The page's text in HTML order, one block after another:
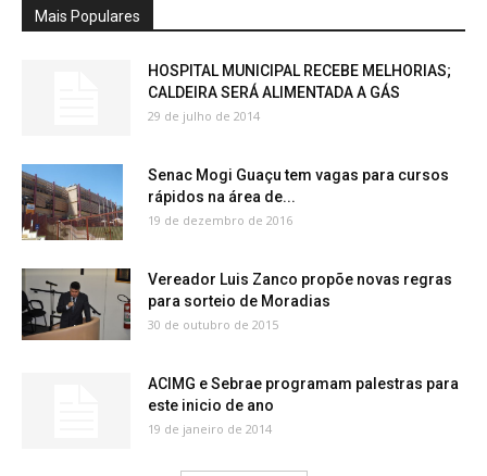
Mais Populares
HOSPITAL MUNICIPAL RECEBE MELHORIAS;
CALDEIRA SERÁ ALIMENTADA A GÁS
29 de julho de 2014
Senac Mogi Guaçu tem vagas para cursos
rápidos na área de...
19 de dezembro de 2016
Vereador Luis Zanco propõe novas regras
para sorteio de Moradias
30 de outubro de 2015
ACIMG e Sebrae programam palestras para
este inicio de ano
19 de janeiro de 2014